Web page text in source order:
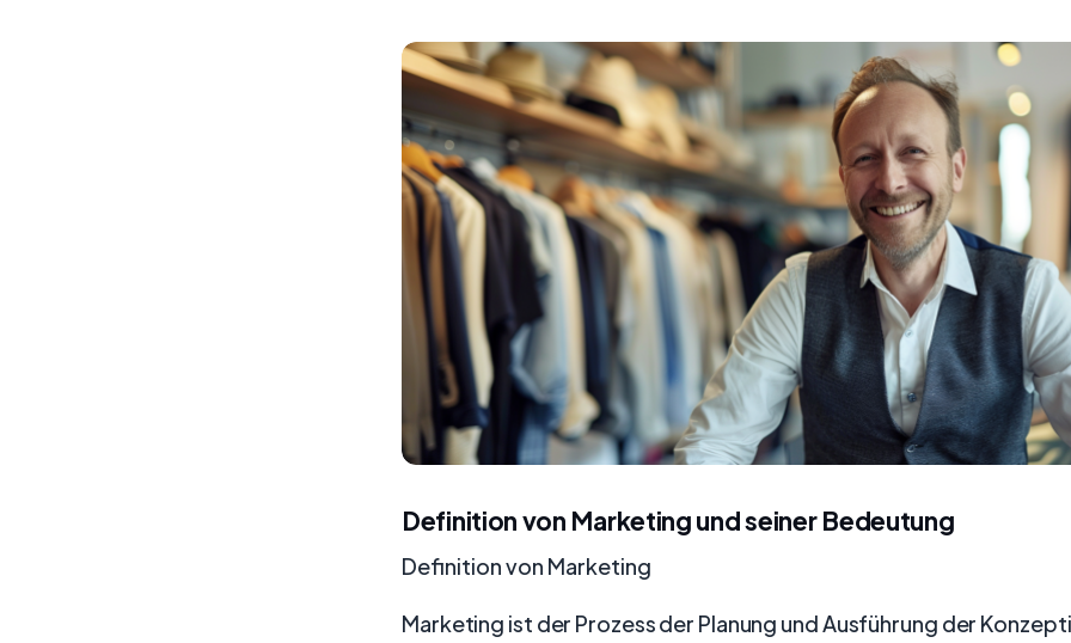
Definition von Marketing und seiner Bedeutung
Definition von Marketing
Marketing ist der Prozess der Planung und Ausführung der